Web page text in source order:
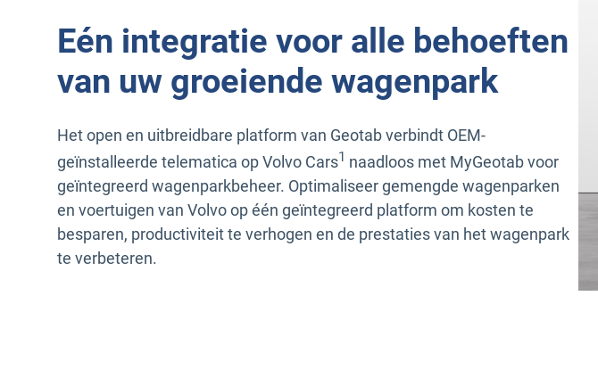
Eén integratie voor alle behoeften
van uw groeiende wagenpark
Het open en uitbreidbare platform van Geotab verbindt OEM-
geïnstalleerde telematica op Volvo Cars1 naadloos met MyGeotab voor
geïntegreerd wagenparkbeheer. Optimaliseer gemengde wagenparken
en voertuigen van Volvo op één geïntegreerd platform om kosten te
besparen, productiviteit te verhogen en de prestaties van het wagenpark
te verbeteren.